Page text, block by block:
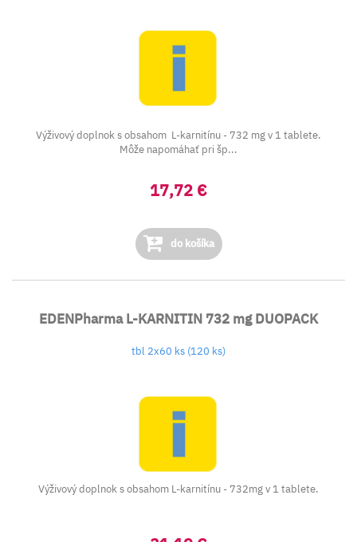
Výživový doplnok s obsahom L-karnitínu - 732 mg v 1 tablete.
Môže napomáhať pri šp...
17,72 €
do košíka
EDENPharma L-KARNITIN 732 mg DUOPACK
tbl 2x60 ks (120 ks)
Výživový doplnok s obsahom L-karnitínu - 732mg v 1 tablete.